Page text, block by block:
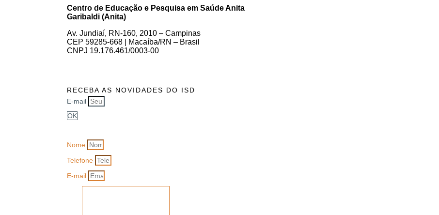
Centro de Educação e Pesquisa em Saúde Anita
Garibaldi (Anita)
Av. Jundiaí, RN-160, 2010 – Campinas
CEP 59285-668 | Macaíba/RN – Brasil
CNPJ 19.176.461/0003-00
RECEBA AS NOVIDADES DO ISD
E-mail
OK
Nome
Telefone
E-mail